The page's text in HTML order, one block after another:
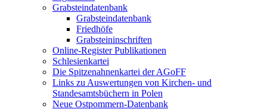
Grabsteindatenbank
Grabsteindatenbank
Friedhöfe
Grabsteininschriften
Online-Register Publikationen
Schlesienkartei
Die Spitzenahnenkartei der AGoFF
Links zu Auswertungen von Kirchen- und
Standesamtsbüchern in Polen
Neue Ostpommern-Datenbank